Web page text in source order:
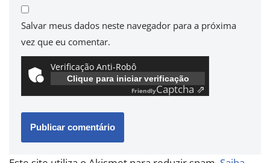
Salvar meus dados neste navegador para a próxima
vez que eu comentar.
Verificação Anti-Robô
Clique para iniciar verificação
FriendlyCaptcha ⇗